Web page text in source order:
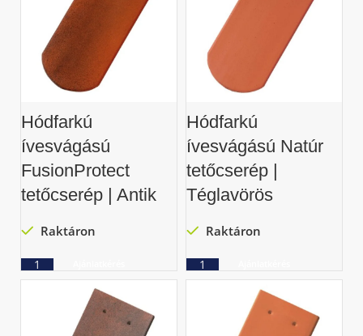
Hódfarkú
ívesvágású
FusionProtect
tetőcserép | Antik
Raktáron
Hódfarkú
ívesvágású Natúr
tetőcserép |
Téglavörös
Raktáron